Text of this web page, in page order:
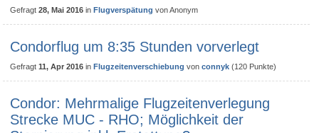
Gefragt 28, Mai 2016 inFlugverspätung vonAnonym
Condorflug um 8:35 Stunden vorverlegt
Gefragt 11, Apr 2016 in Flugzeitenverschiebung vonconnyk (120 Punkte)
Condor: Mehrmalige Flugzeitenverlegung
Strecke MUC - RHO; Möglichkeit der